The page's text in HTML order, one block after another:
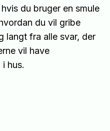
du bruger en smule
du vil gribe
langt fra alle svar, der
vil have
hus.